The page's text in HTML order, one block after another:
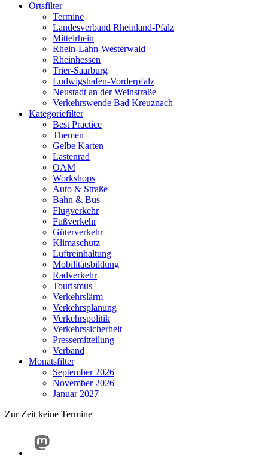
Ortsfilter
Termine
Landesverband Rheinland-Pfalz
Mittelrhein
Rhein-Lahn-Westerwald
Rheinhessen
Trier-Saarburg
Ludwigshafen-Vorderpfalz
Neustadt an der Weinstraße
Verkehrswende Bad Kreuznach
Kategoriefilter
Best Practice
Themen
Gelbe Karten
Lastenrad
OAM
Workshops
Auto & Straße
Bahn & Bus
Flugverkehr
Fußverkehr
Güterverkehr
Klimaschutz
Luftreinhaltung
Mobilitätsbildung
Radverkehr
Tourismus
Verkehrslärm
Verkehrsplanung
Verkehrspolitik
Verkehrssicherheit
Pressemitteilung
Verband
Monatsfilter
September 2026
November 2026
Januar 2027
Zur Zeit keine Termine